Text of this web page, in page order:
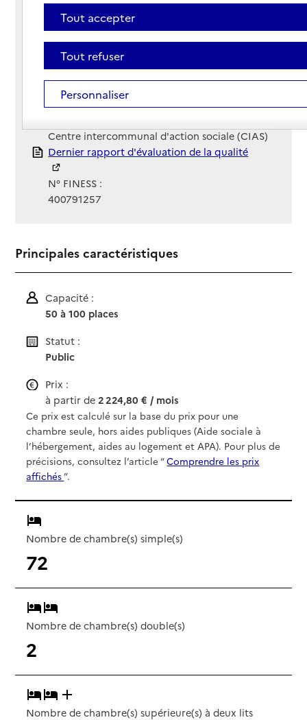
40000 - Mont-de-Marsan
Voir itinéraire
Téléphone :
05 58 05 74 74
Contact
Contact
Site Internet
Site internet non renseigné
Centre intercommunal d'action sociale (CIAS)
Rapport HAS
Dernier rapport d'évaluation de la qualité
N° FINESS :
400791257
Principales caractéristiques
Capacité :
50 à 100 places
Statut :
Public
Prix :
à partir de2 224,80 € / mois
Ce prix est calculé sur la base du prix pour une
chambre seule, hors aides publiques (Aide sociale à
l’hébergement, aides au logement et APA). Pour plus de
précisions, consultez l’article “Comprendre les prix
affichés”.
Nombre de chambre(s) simple(s)
72
Nombre de chambre(s) double(s)
2
Nombre de chambre(s) supérieure(s) à deux lits
Tout accepter
Tout refuser
Personnaliser